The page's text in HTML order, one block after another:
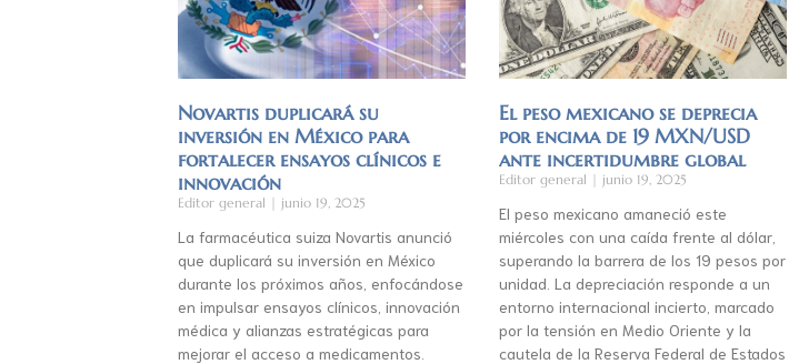
Novartis duplicará su
inversión en México para
fortalecer ensayos clínicos e
innovación
Editor general junio 19, 2025
La farmacéutica suiza Novartis anunció
que duplicará su inversión en México
durante los próximos años, enfocándose
en impulsar ensayos clínicos, innovación
médica y alianzas estratégicas para
mejorar el acceso a medicamentos.
El peso mexicano se deprecia
por encima de 19 MXN/USD
ante incertidumbre global
Editor general junio 19, 2025
El peso mexicano amaneció este
miércoles con una caída frente al dólar,
superando la barrera de los 19 pesos por
unidad. La depreciación responde a un
entorno internacional incierto, marcado
por la tensión en Medio Oriente y la
cautela de la Reserva Federal de Estados